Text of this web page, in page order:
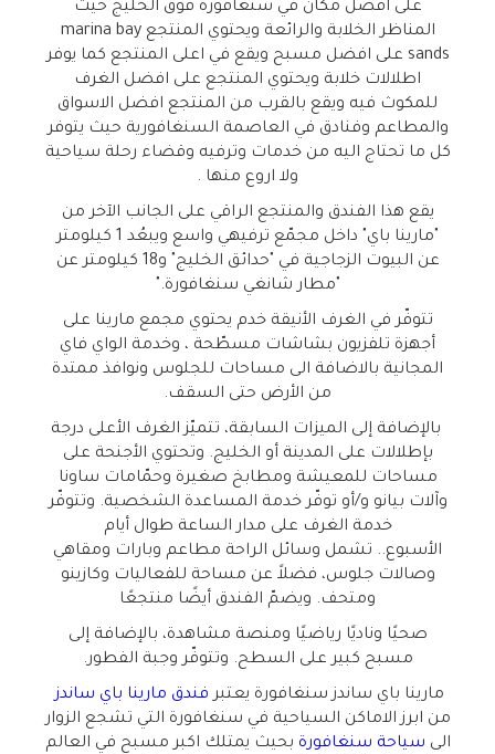
على افضل مكان في سنغافورة فوق الخليج حيث
المناظر الخلابة والرائعة ويحتوي المنتجعmarina bay
sands على افضل مسبح ويقع في اعلى المنتجع كما يوفر
اطلالات خلابة ويحتوي المنتجع على افضل الغرف
للمكوث فيه ويقع بالقرب من المنتجع افضل الاسواق
والمطاعم وفنادق في العاصمة السنغافورية حيث يتوفر
كل ما تحتاج اليه من خدمات وترفيه وقضاء رحلة سياحية
ولا اروع منها .
يقع هذا الفندق والمنتجع الراقي على الجانب الآخر من
"مارينا باي" داخل مجمّع ترفيهي واسع ويبعُد 1 كيلومتر
عن البيوت الزجاجية في "حدائق الخليج" و18 كيلومتر عن
"مطار شانغي سنغافورة.
تتوفّر في الغرف الأنيقة خدم يحتوي مجمع مارينا على
أجهزة تلفزيون بشاشات مسطّحة ، وخدمة الواي فاي
المجانية بالاضافة الى مساحات للجلوس ونوافذ ممتدة
من الأرض حتى السقف.
بالإضافة إلى الميزات السابقة، تتميّز الغرف الأعلى درجة
بإطلالات على المدينة أو الخليج. وتحتوي الأجنحة على
مساحات للمعيشة ومطابخ صغيرة وحمّامات ساونا
وآلات بيانو و/أو توفّر خدمة المساعدة الشخصية. وتتوفّر
خدمة الغرف على مدار الساعة طوال أيام
الأسبوع.. تشمل وسائل الراحة مطاعم وبارات ومقاهي
وصالات جلوس، فضلاً عن مساحة للفعاليات وكازينو
ومتحف. ويضمّ الفندق أيضًا منتجعًا
صحيًا وناديًا رياضيًا ومنصة مشاهدة، بالإضافة إلى
مسبح كبير على السطح. وتتوفّر وجبة الفطور.
مارينا باي ساندز سنغافورة يعتبر فندق مارينا باي ساندز
من ابرز الاماكن السياحية في سنغافورة التي تشجع الزوار
الى سياحة سنغافورة بحيث يمتلك اكبر مسبح في العالم